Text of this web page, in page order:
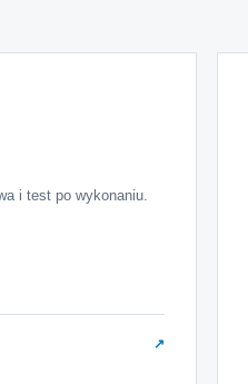
i test po wykonaniu.
↗